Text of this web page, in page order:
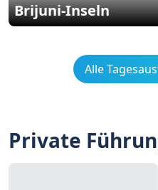
Brijuni-Inseln
Alle
Private